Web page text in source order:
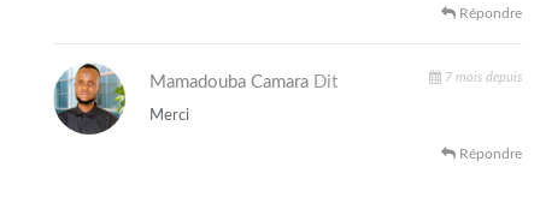
Répondre
Mamadouba Camara Dit 7 mois depuis
Merci
Répondre